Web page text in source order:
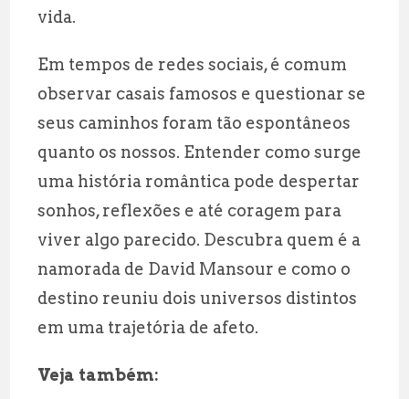
vida.
Em tempos de redes sociais, é comum
observar casais famosos e questionar se
seus caminhos foram tão espontâneos
quanto os nossos. Entender como surge
uma história romântica pode despertar
sonhos, reflexões e até coragem para
viver algo parecido. Descubra quem é a
namorada de David Mansour e como o
destino reuniu dois universos distintos
em uma trajetória de afeto.
Veja também: